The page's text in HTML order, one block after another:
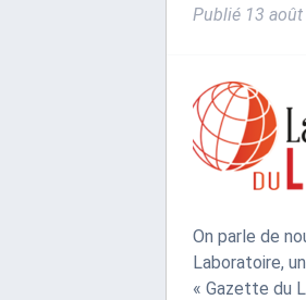
Publié 13
On parle de
Laboratoire,
« Gazette du